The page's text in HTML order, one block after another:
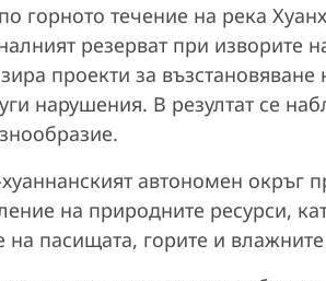
горното течение на река
резерват при изворите
проекти за възстановяване
нарушения. В резултат се
автономен окръг
на природните ресурси,
на пасищата, горите и